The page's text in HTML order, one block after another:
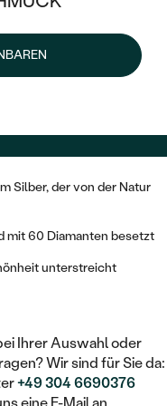
3 - 4 Wochen.
Silber, der von der Natur
mit 60 Diamanten besetzt
unterstreicht
Ihrer Auswahl oder
Wir sind für Sie da:
+49 304 6690376